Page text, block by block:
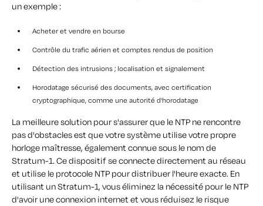
un exemple :
Acheter et vendre en bourse
Contrôle du trafic aérien et comptes rendus de position
Détection des intrusions ; localisation et signalement
Horodatage sécurisé des documents, avec certification
cryptographique, comme une autorité d'horodatage
La meilleure solution pour s'assurer que le NTP ne rencontre
pas d'obstacles est que votre système utilise votre propre
horloge maîtresse, également connue sous le nom de
Stratum-1. Ce dispositif se connecte directement au réseau
et utilise le protocole NTP pour distribuer l'heure exacte. En
utilisant un Stratum-1, vous éliminez la nécessité pour le NTP
d'avoir une connexion internet et vous réduisez le risque